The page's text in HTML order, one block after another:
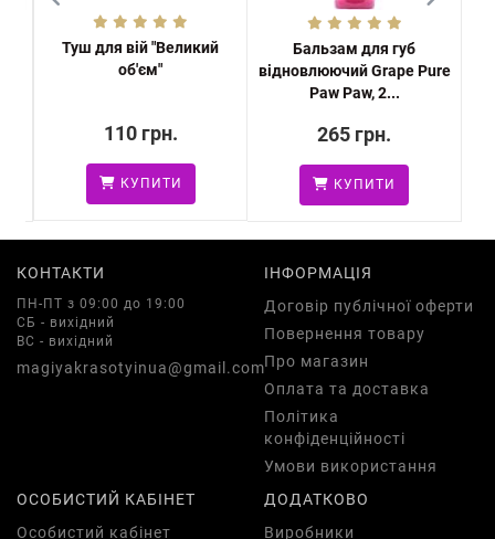
Туш для вій "Великий
об'єм"
110 грн.
КУПИТИ
Бальзам для губ
відновлюючий Grape Pure
Paw Paw, 2...
265 грн.
КУПИТИ
КОНТАКТИ
ПН-ПТ з 09:00 до 19:00
СБ - вихідний
ВС - вихідний
magiyakrasotyinua@gmail.com
ІНФОРМАЦІЯ
Договір публічної оферти
Повернення товару
Про магазин
Оплата та доставка
Політика
конфіденційності
Умови використання
ОСОБИСТИЙ КАБІНЕТ
Особистий кабінет
ДОДАТКОВО
Виробники